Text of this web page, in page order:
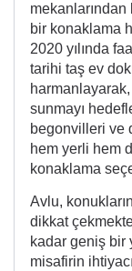
bir konaklama
2020 yılında
tarihi taş ev
sunmayı
begonvilleri ve
hem yerli hem
konaklama
Avlu,
dikkat
kadar geniş bir
misafirin